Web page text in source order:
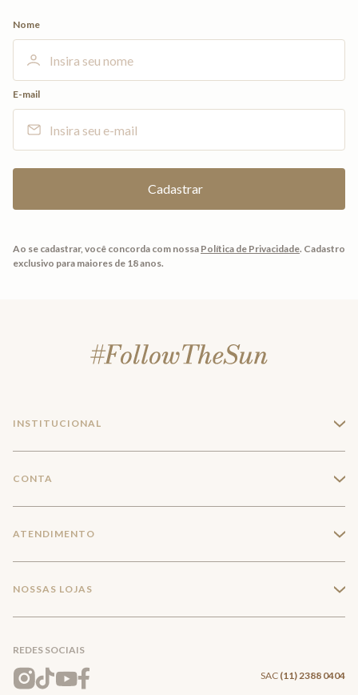
Nome
E-mail
Ao se cadastrar, você concorda com nossa Política de Privacidade. Cadastro
exclusivo para maiores de 18 anos.
INSTITUCIONAL +
Trabalhe conosco
Mapa do Site
CONTA +
Meus pedidos
Wishlist
ATENDIMENTO +
Entrega e Frete
NOSSAS LOJAS +
REDES SOCIAIS
SAC (11) 2388 0404